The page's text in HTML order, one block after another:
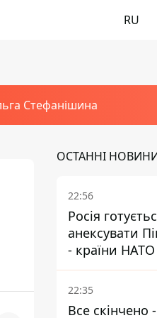
RU
Стефанішина
ОСТАННІ
22:56
Росія
анексувати
- країни НАТО
22:35
Все скінчено